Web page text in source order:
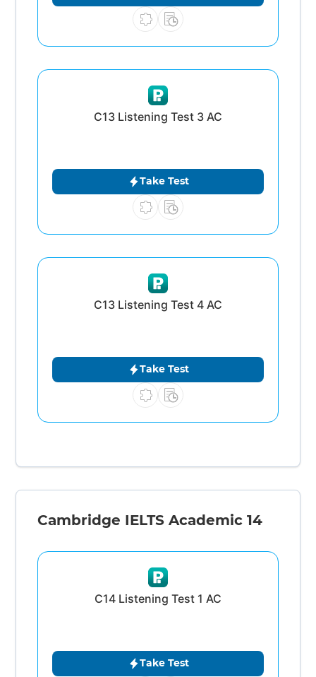
C13 Listening Test 3 AC
Take Test
C13 Listening Test 4 AC
Take Test
Cambridge IELTS Academic 14
C14 Listening Test 1 AC
Take Test